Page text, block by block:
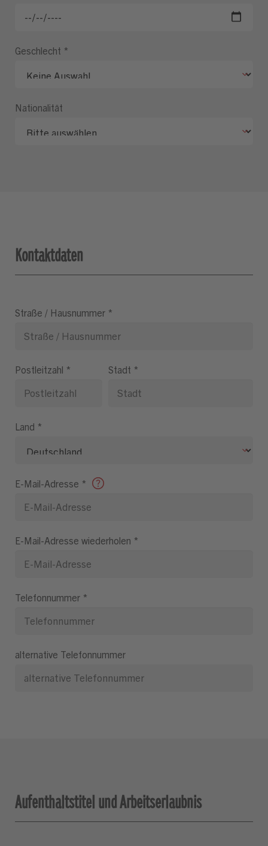
Geschlecht *
Nationalität
Kontaktdaten
Straße / Hausnummer *
Postleitzahl * Stadt *
Land *
E-Mail-Adresse *
E-Mail-Adresse wiederholen *
Telefonnummer *
alternative Telefonnummer
Aufenthaltstitel und Arbeitserlaubnis